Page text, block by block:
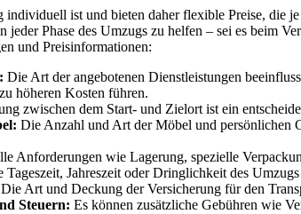
individuell ist und bieten daher flexible Preise, die
jeder Phase des Umzugs zu helfen – sei es beim
und Preisinformationen:
Die Art der angebotenen Dienstleistungen
höheren Kosten führen.
zwischen dem Start- und Zielort ist ein
Die Anzahl und Art der Möbel und persönlichen
Anforderungen wie Lagerung, spezielle
Tageszeit, Jahreszeit oder Dringlichkeit des
Die Art und Deckung der Versicherung für den
Steuern: Es können zusätzliche Gebühren wie